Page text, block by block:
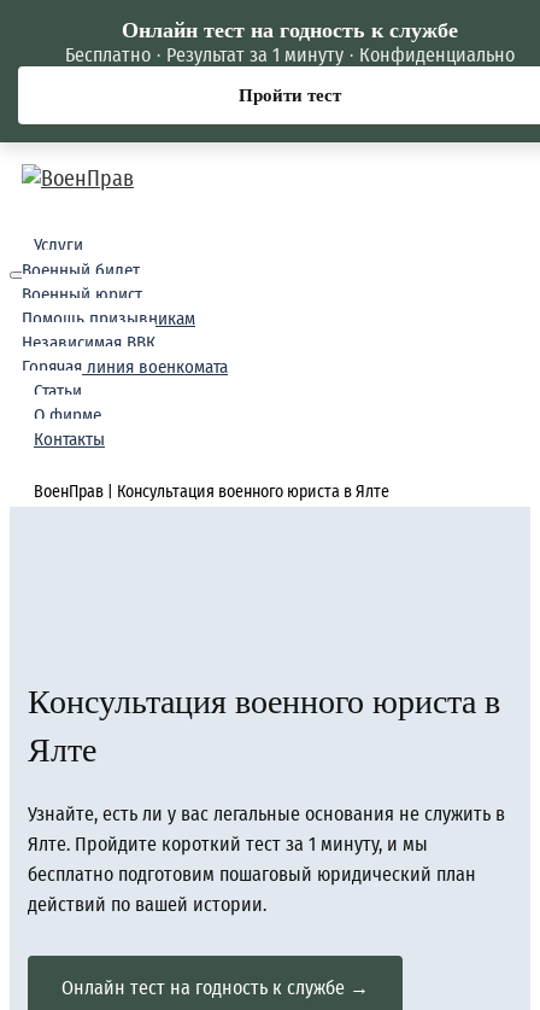
Услуги
Военный билет
Военный юрист
Помощь призывникам
Независимая ВВК
Горячая линия военкомата
Статьи
О фирме
Контакты
ВоенПрав Консультация военного юриста в Ялте
Консультация военного юриста в
Ялте
Узнайте, есть ли у вас легальные основания не служить в
Ялте. Пройдите короткий тест за 1 минуту, и мы
бесплатно подготовим пошаговый юридический план
действий по вашей истории.
Онлайн тест на годность к службе →
Онлайн тест на годность к службе
Бесплатно · Результат за 1 минуту · Конфиденциально
Пройти тест